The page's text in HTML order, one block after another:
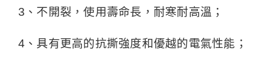
3、不開裂，使用壽命長，耐寒耐高溫；
4、具有更高的抗撕強度和優越的電氣性能；